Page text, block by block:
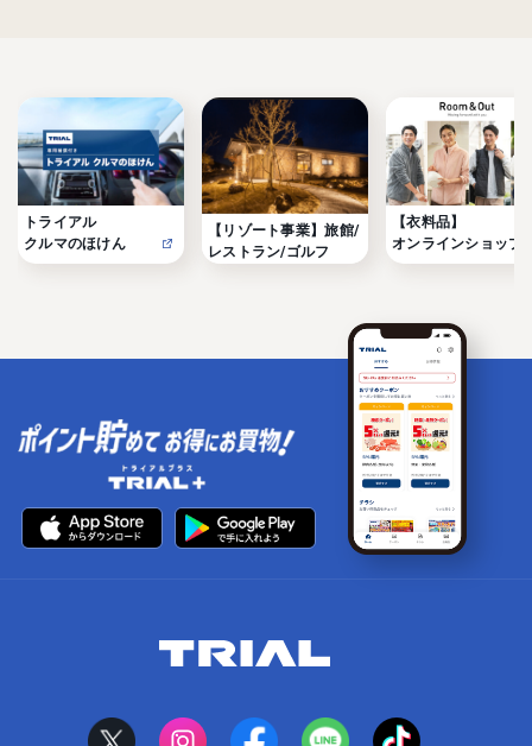
トライアル
クルマのほけん
【リゾート事業】旅館/
レストラン/ゴルフ
【衣料品】
オンラインショップ